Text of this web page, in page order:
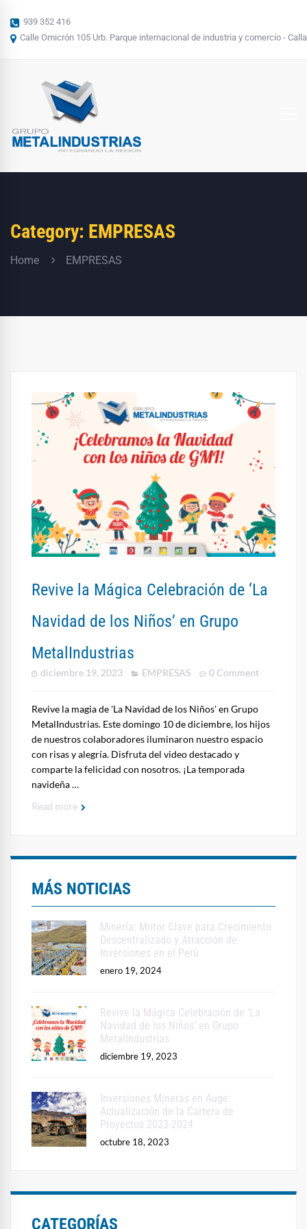
939 352 416
Calle Omicrón 105 Urb. Parque internacional de industria y comercio -
Category: EMPRESAS
Home EMPRESAS
Revive la Mágica Celebración de ‘La
Navidad de los Niños’ en Grupo
MetalIndustrias
diciembre 19, 2023 EMPRESAS 0 Comment
Revive la magia de 'La Navidad de los Niños' en Grupo
MetalIndustrias. Este domingo 10 de diciembre, los hijos
de nuestros colaboradores iluminaron nuestro espacio
con risas y alegría. Disfruta del video destacado y
comparte la felicidad con nosotros. ¡La temporada
navideña …
Read more
MÁS NOTICIAS
Minería: Motor Clave para Crecimiento
Descentralizado y Atracción de
Inversiones en el Perú
enero 19, 2024
Revive la Mágica Celebración de ‘La
Navidad de los Niños’ en Grupo
MetalIndustrias
diciembre 19, 2023
Inversiones Mineras en Auge:
Actualización de la Cartera de
Proyectos 2023-2024
octubre 18, 2023
CATEGORÍAS